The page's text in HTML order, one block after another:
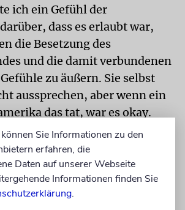
ich ein Gefühl der
dass es erlaubt war,
die Besetzung des
und die damit verbundenen
zu äußern. Sie selbst
aussprechen, aber wenn ein
das tat, war es okay.
hat den Leuten gefallen?
ja. Am Abend der Pre-miere
nicht gelacht. Aber ich
später noch mal hin,
Sie Informationen zu den
erfahren, die
Daten auf unserer Webseite
Informationen finden Sie
.